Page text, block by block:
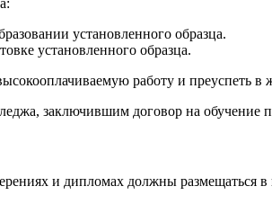
установленного образца.
установленного образца.
работу и преуспеть в
заключившим договор на
и дипломах должны